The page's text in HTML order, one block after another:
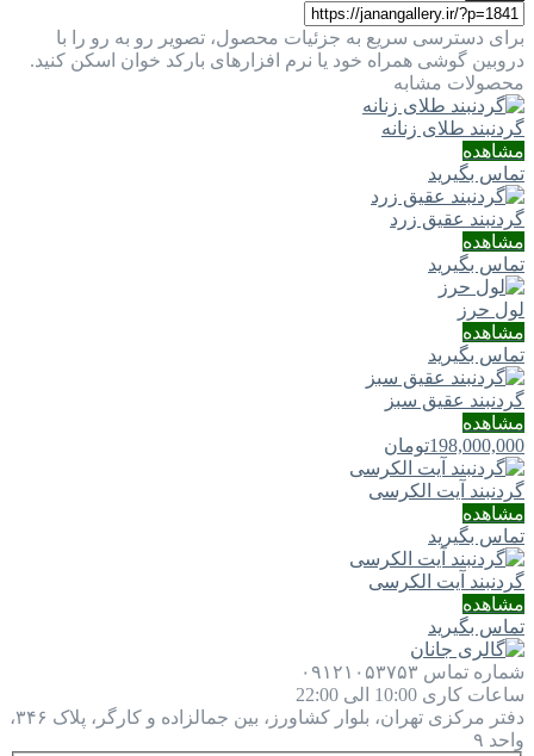
برای دسترسی سریع به جزئیات محصول، تصویر رو به رو را با
دروبین گوشی همراه خود یا نرم افزارهای بارکد خوان اسکن کنید.
محصولات مشابه
گردنبند طلای زنانه
مشاهده
تماس بگیرید
گردنبند عقیق زرد
مشاهده
تماس بگیرید
لول حرز
مشاهده
تماس بگیرید
گردنبند عقیق سبز
مشاهده
198,000,000تومان
گردنبند آیت الکرسی
مشاهده
تماس بگیرید
گردنبند آیت الکرسی
مشاهده
تماس بگیرید
شماره تماس ۰۹۱۲۱۰۵۳۷۵۳
ساعات کاری 10:00 الی 22:00
دفتر مرکزی
تهران، بلوار کشاورز، بین جمالزاده و کارگر، پلاک ۳۴۶،
واحد ۹